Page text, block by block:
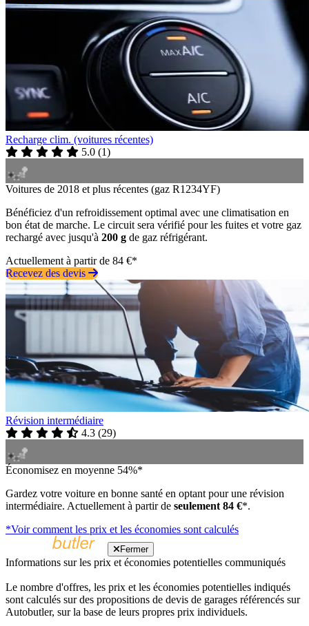
Recharge clim. (voitures récentes)
5.0 (1)
Voitures de 2018 et plus récentes (gaz R1234YF)
Bénéficiez d'un refroidissement optimal avec une climatisation en
bon état de marche. Le circuit sera vérifié pour les fuites et votre gaz
rechargé avec jusqu'à 200 g de gaz réfrigérant.
Actuellement à partir de 84 €*
Recevez des devis
Révision intermédiaire
4.3 (29)
Économisez en moyenne 54%*
Gardez votre voiture en bonne santé en optant pour une révision
intermédiaire. Actuellement à partir de seulement 84 €*.
*Voir comment les prix et les économies sont calculés
Fermer
Informations sur les prix et économies potentielles communiqués
Le nombre d'offres, les prix et les économies potentielles indiqués
sont calculés sur des propositions de devis de garages référencés sur
Autobutler, sur la base de leurs propres prix individuels.